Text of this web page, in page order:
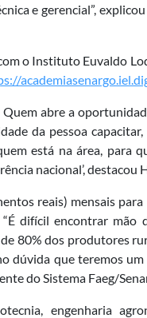
e gerencial”,
o Instituto Euvaldo
abre a
da pessoa
está na área, para
nacional’,
reais) mensais
difícil encontrar mão
80% dos produtores
dúvida que teremos um
do Sistema Faeg/
engenharia